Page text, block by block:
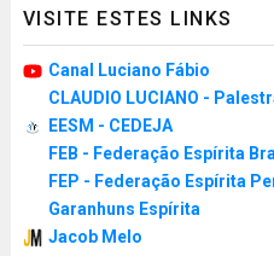
VISITE ESTES LINKS
Canal Luciano Fábio
CLAUDIO LUCIANO -
EESM - CEDEJA
FEB - Federação Espírita
FEP - Federação Espírita
Garanhuns Espírita
Jacob Melo